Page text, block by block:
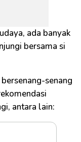
ada banyak
bersama si
senang
antara lain: